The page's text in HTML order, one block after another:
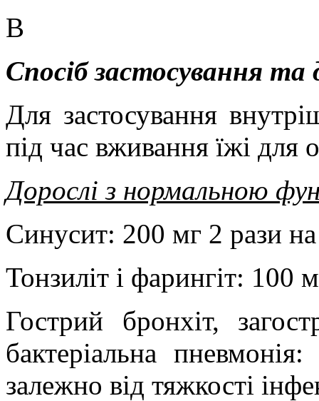
В
Спосіб застосування та
Для застосування
під час вживання їжі для
Дорослі з нормальною
Синусит: 200 мг 2 рази
Тонзиліт і фарингіт: 100
Гострий бронхіт,
бактеріальна
залежно від тяжкості